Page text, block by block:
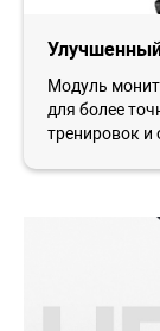
Модуль
для более
тренировок и